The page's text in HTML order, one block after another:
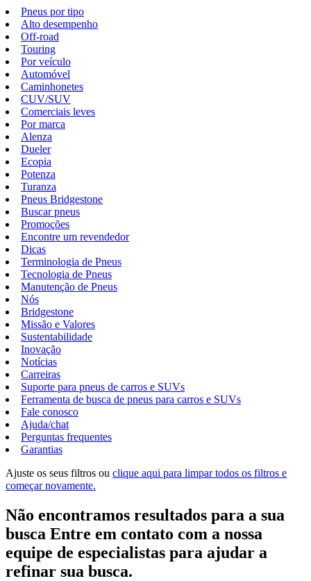
Pneus por tipo
Alto desempenho
Off-road
Touring
Por veículo
Automóvel
Caminhonetes
CUV/SUV
Comerciais leves
Por marca
Alenza
Dueler
Ecopia
Potenza
Turanza
Pneus Bridgestone
Buscar pneus
Promoções
Encontre um revendedor
Dicas
Terminologia de Pneus
Tecnologia de Pneus
Manutenção de Pneus
Nós
Bridgestone
Missão e Valores
Sustentabilidade
Inovação
Notícias
Carreiras
Suporte para pneus de carros e SUVs
Ferramenta de busca de pneus para carros e SUVs
Fale conosco
Ajuda/chat
Perguntas frequentes
Garantias
Ajuste os seus filtros ou clique aqui para limpar todos os filtros e
começar novamente.
Não encontramos resultados para a sua
busca Entre em contato com a nossa
equipe de especialistas para ajudar a
refinar sua busca.